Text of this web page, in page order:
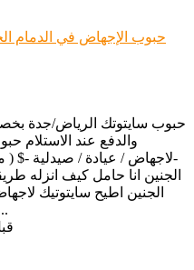
والدفع عند الاستلام
-لاجهاض / عيادة / صيدلية -
الجنين انا حامل كيف انزله
الجنين اطيح سايتوتيك
حبوب تنزيل الحمل
قبل